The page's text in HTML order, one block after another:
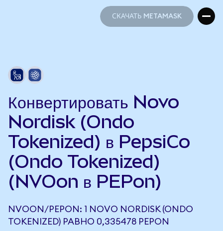
СКАЧАТЬ METAMASK
Конвертировать Novo
Nordisk (Ondo
Tokenized) в PepsiCo
(Ondo Tokenized)
(NVOon в PEPon)
NVOON/PEPON: 1 NOVO NORDISK (ONDO
TOKENIZED) РАВНО 0,335478 PEPON